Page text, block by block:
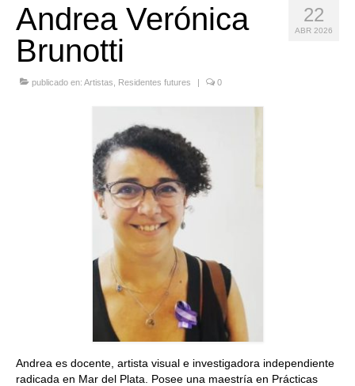
Programa de residencia
CRUCERO
Quedate con nosotras
22
ABR 2026
Andrea Verónica
Brunotti
publicado en: Artistas Residentes futures | 0
Andrea es docente, artista visual e investigadora independiente
radicada en Mar del Plata. Posee una maestría en Prácticas